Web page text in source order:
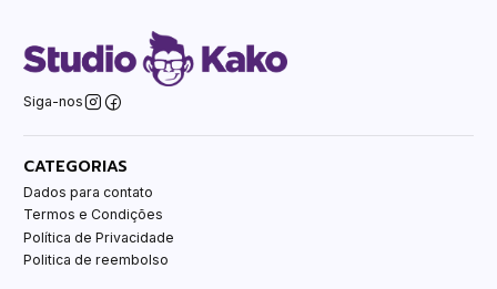
Siga-nos
CATEGORIAS
Dados para contato
Termos e Condições
Política de Privacidade
Politica de reembolso